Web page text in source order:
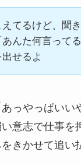
てるけど、聞
んた何言ってる
せるよ
っやっぱいい
意志で仕事を
きかせて追い